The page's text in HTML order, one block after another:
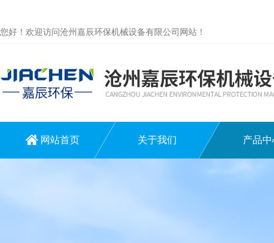
您好！欢迎访问沧州嘉辰环保机械设备有限公司网站！
网站首页 关于我们 产品中